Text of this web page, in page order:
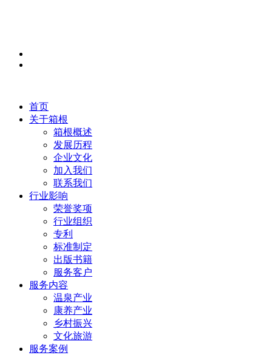
首页
关于箱根
箱根概述
发展历程
企业文化
加入我们
联系我们
行业影响
荣誉奖项
行业组织
专利
标准制定
出版书籍
服务客户
服务内容
温泉产业
康养产业
乡村振兴
文化旅游
服务案例